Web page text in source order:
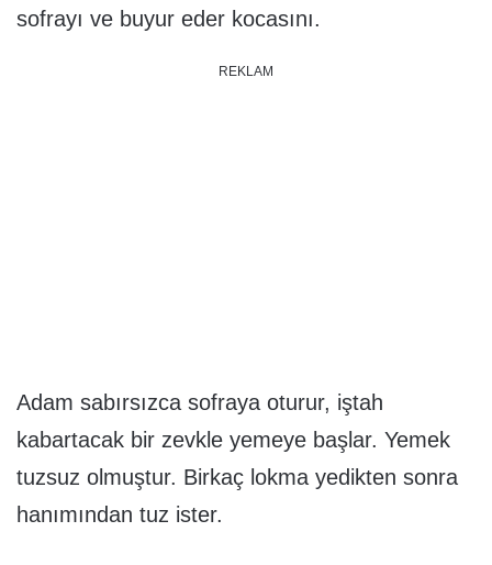
sofrayı ve buyur eder kocasını.
REKLAM
Adam sabırsızca sofraya oturur, iştah
kabartacak bir zevkle yemeye başlar. Yemek
tuzsuz olmuştur. Birkaç lokma yedikten sonra
hanımından tuz ister.